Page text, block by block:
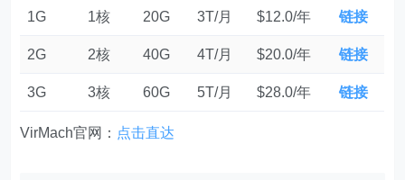
1G 1核 20G 3T/月 $12.0/年 链接
2G 2核 40G 4T/月 $20.0/年 链接
3G 3核 60G 5T/月 $28.0/年 链接
VirMach官网： 点击直达